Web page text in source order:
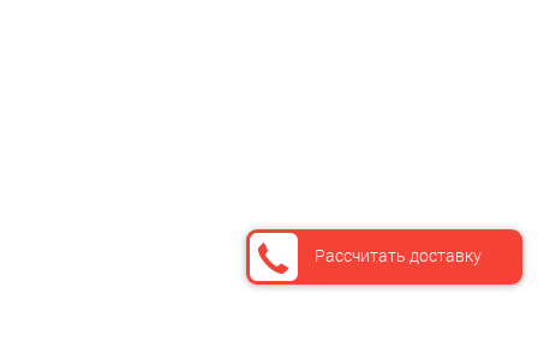
Рассчитать доставку